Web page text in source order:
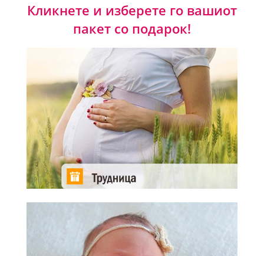
Кликнете и изберете го вашиот
пакет со подарок!